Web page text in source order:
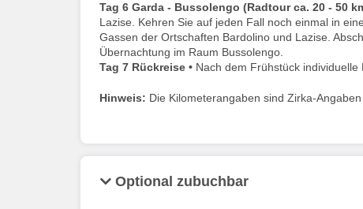
Tag 6 Garda - Bussolengo (Radtour ca. 20 - 50
Lazise. Kehren Sie auf jeden Fall noch einmal in
Gassen der Ortschaften Bardolino und Lazise.
Übernachtung im Raum Bussolengo.
Tag 7 Rückreise • Nach dem Frühstück individuelle
Hinweis: Die Kilometerangaben sind Zirka-
Optional zubuchbar